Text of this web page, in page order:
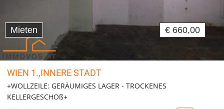
Mieten € 660,00
WIEN 1.,INNERE STADT
+WOLLZEILE: GERÄUMIGES LAGER - TROCKENES
KELLERGESCHOß+